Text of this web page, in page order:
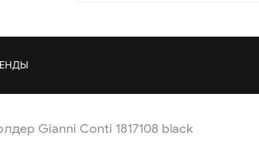
Gianni Conti 1817108 black